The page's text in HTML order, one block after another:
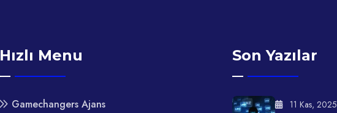
Hızlı Menu
Gamechangers Ajans
Son Yazılar
11 Kas, 2025